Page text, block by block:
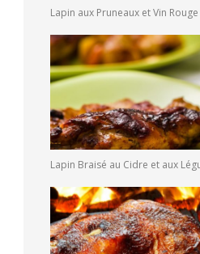
Lapin aux Pruneaux et Vin Rouge
Lapin Braisé au Cidre et aux